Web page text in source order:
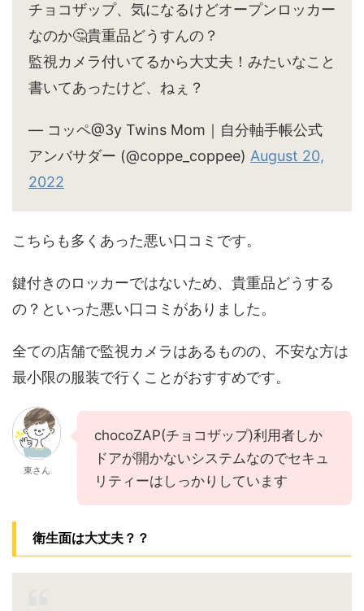
チョコザップ、気になるけどオープンロッカー
なのか🤔貴重品どうすんの？
監視カメラ付いてるから大丈夫！みたいなこと
書いてあったけど、ねぇ？
— コッペ@3y Twins Mom｜自分軸手帳公式
アンバサダー (@coppe_coppee) August 20,
2022
こちらも多くあった悪い口コミです。
鍵付きのロッカーではないため、貴重品どうする
の？といった悪い口コミがありました。
全ての店舗で監視カメラはあるものの、不安な方は
最小限の服装で行くことがおすすめです。
東さん
chocoZAP(チョコザップ)利用者しか
ドアが開かないシステムなのでセキュ
リティーはしっかりしています
衛生面は大丈夫？？